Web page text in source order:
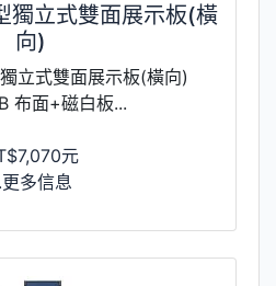
獨立式雙面展示板(橫
向)
立式雙面展示板(橫向)
布面+磁白板...
元
更多信息